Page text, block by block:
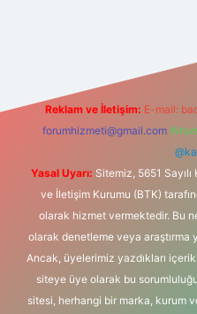
Reklam ve İletişim: E-mail:
forumhizmeti@gmail.com
Yasal Uyarı: Sitemiz, 5651
ve İletişim Kurumu (BTK)
olarak hizmet vermektedir. Bu
olarak denetleme veya araştırma
Ancak, üyelerimiz yazdıkları
siteye üye olarak bu
sitesi, herhangi bir marka, kurum